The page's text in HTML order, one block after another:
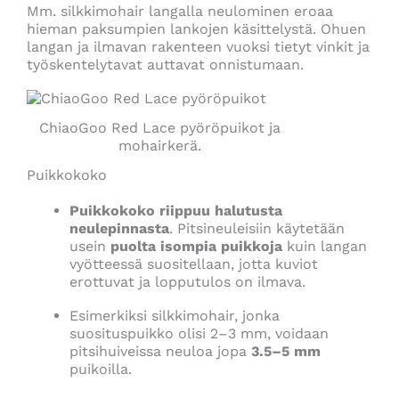
Mm. silkkimohair langalla neulominen eroaa
hieman paksumpien lankojen käsittelystä. Ohuen
langan ja ilmavan rakenteen vuoksi tietyt vinkit ja
työskentelytavat auttavat onnistumaan.
ChiaoGoo Red Lace pyöröpuikot ja
mohairkerä.
Puikkokoko
Puikkokoko riippuu halutusta
neulepinnasta. Pitsineuleisiin käytetään
usein puolta isompia puikkoja kuin langan
vyötteessä suositellaan, jotta kuviot
erottuvat ja lopputulos on ilmava.
Esimerkiksi silkkimohair, jonka
suosituspuikko olisi 2–3 mm, voidaan
pitsihuiveissa neuloa jopa 3.5–5 mm
puikoilla.